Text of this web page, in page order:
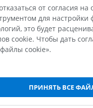
путь
Иллюстрации
ПРЕМИУМ
Ангиография артерий
верхней конечности
Visible Human Project
от согласия
для настройки
это будет
cookie. Чтобы дать
cookie».
ПРИНЯТЬ ВСЕ